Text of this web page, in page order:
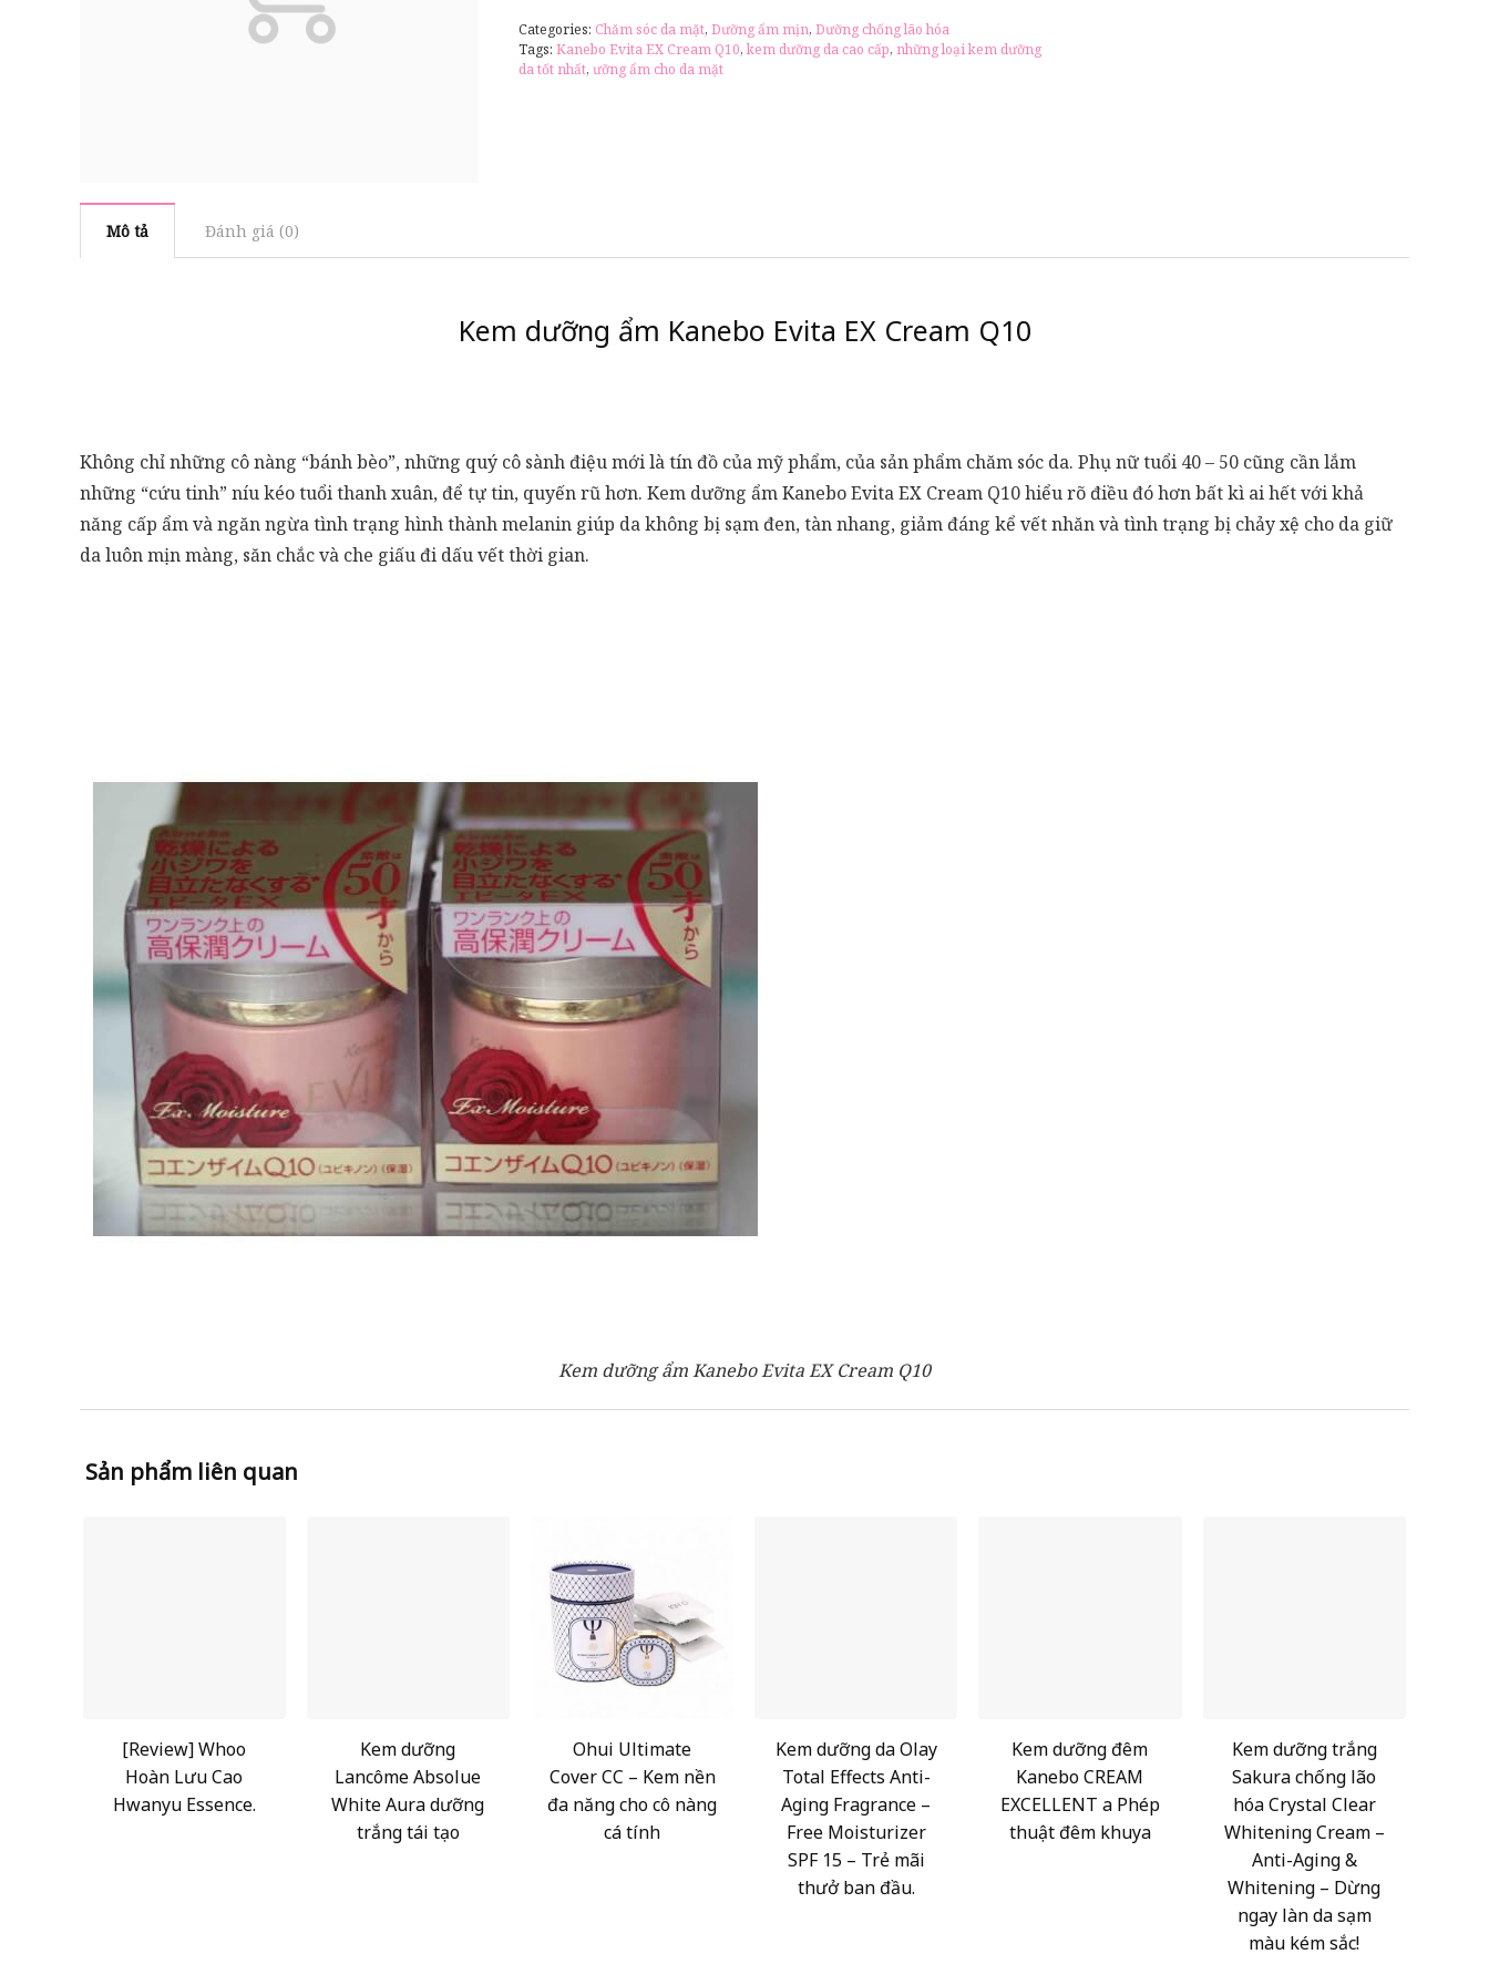
Categories: Chăm sóc da mặt, Dưỡng ẩm mịn, Dưỡng chống lão hóa
Tags: Kanebo Evita EX Cream Q10,kem dưỡng da cao cấp, những loại kem dưỡng
da tốt nhất, ưỡng ẩm cho da mặt
Mô tả Đánh giá (0)
Kem dưỡng ẩm Kanebo Evita EX Cream Q10
Không chỉ những cô nàng “bánh bèo”, những quý cô sành điệu mới là tín đồ của mỹ phẩm, của sản phẩm chăm sóc da. Phụ nữ tuổi 40 – 50 cũng cần lắm
những “cứu tinh” níu kéo tuổi thanh xuân, để tự tin, quyến rũ hơn. Kem dưỡng ẩm Kanebo Evita EX Cream Q10 hiểu rõ điều đó hơn bất kì ai hết với khả
năng cấp ẩm và ngăn ngừa tình trạng hình thành melanin giúp da không bị sạm đen, tàn nhang, giảm đáng kể vết nhăn và tình trạng bị chảy xệ cho da giữ
da luôn mịn màng, săn chắc và che giấu đi dấu vết thời gian.
Kem dưỡng ẩm Kanebo Evita EX Cream Q10
Sản phẩm liên quan
[Review] Whoo
Hoàn Lưu Cao
Hwanyu Essence.
Kem dưỡng
Lancôme Absolue
White Aura dưỡng
trắng tái tạo
Ohui Ultimate
Cover CC – Kem nền
đa năng cho cô nàng
cá tính
Kem dưỡng da Olay
Total Effects Anti-
Aging Fragrance –
Free Moisturizer
SPF 15 – Trẻ mãi
thưở ban đầu.
Kem dưỡng đêm
Kanebo CREAM
EXCELLENT a Phép
thuật đêm khuya
Kem dưỡng trắng
Sakura chống lão
hóa Crystal Clear
Whitening Cream –
Anti-Aging &
Whitening – Dừng
ngay làn da sạm
màu kém sắc!